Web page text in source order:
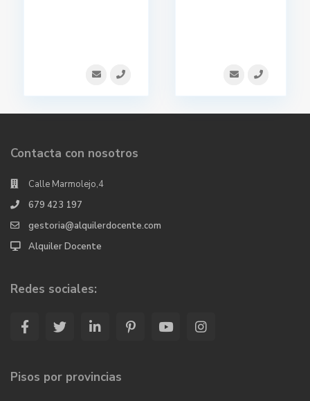
Contacta con nosotros
Calle Marmolejo,4
679 423 197
gestoria@alquilerdocente.com
Alquiler Docente
Redes sociales:
Pisos por provincias